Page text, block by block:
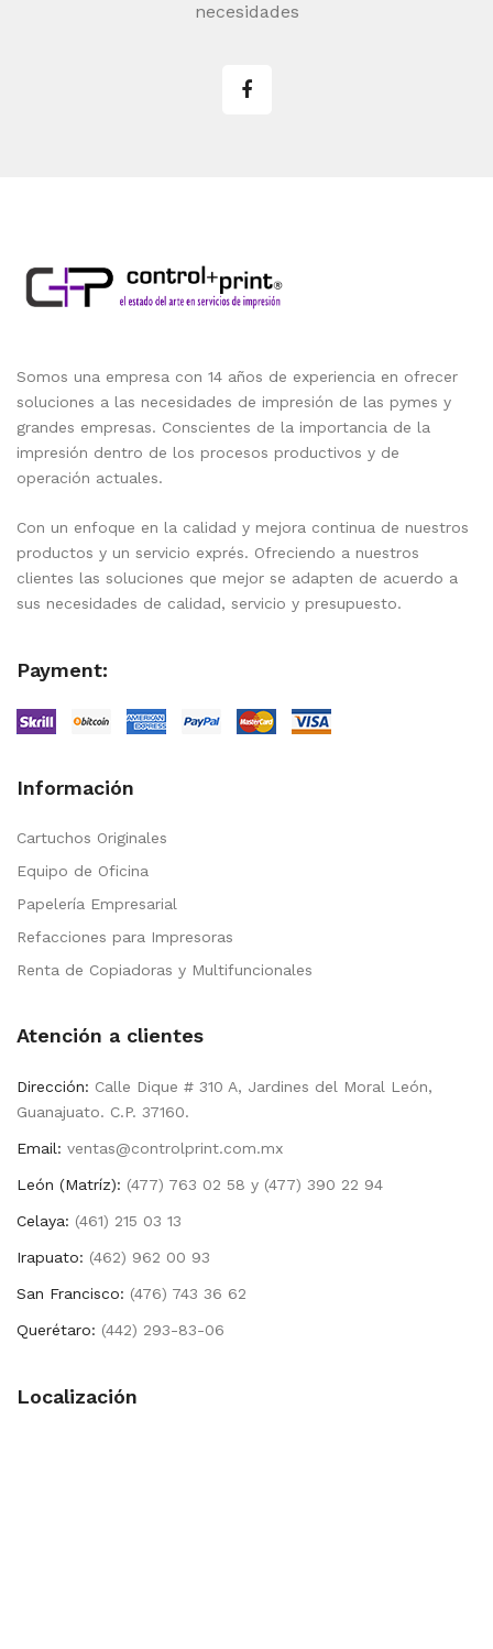
necesidades
Somos una empresa con 14 años de experiencia en ofrecer
soluciones a las necesidades de impresión de las pymes y
grandes empresas. Conscientes de la importancia de la
impresión dentro de los procesos productivos y de
operación actuales.
Con un enfoque en la calidad y mejora continua de nuestros
productos y un servicio exprés. Ofreciendo a nuestros
clientes las soluciones que mejor se adapten de acuerdo a
sus necesidades de calidad, servicio y presupuesto.
Payment:
Información
Cartuchos Originales
Equipo de Oficina
Papelería Empresarial
Refacciones para Impresoras
Renta de Copiadoras y Multifuncionales
Atención a clientes
Dirección: Calle Dique # 310 A, Jardines del Moral León,
Guanajuato. C.P. 37160.
Email: ventas@controlprint.com.mx
León (Matríz): (477) 763 02 58 y (477) 390 22 94
Celaya: (461) 215 03 13
Irapuato: (462) 962 00 93
San Francisco: (476) 743 36 62
Querétaro: (442) 293-83-06
Localización